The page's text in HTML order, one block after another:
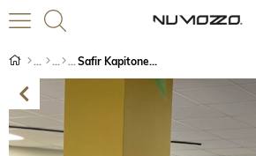
Safir Kapitone Yelek